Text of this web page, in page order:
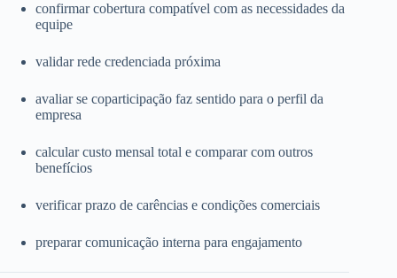
confirmar cobertura compatível com as necessidades da
equipe
validar rede credenciada próxima
avaliar se coparticipação faz sentido para o perfil da
empresa
calcular custo mensal total e comparar com outros
benefícios
verificar prazo de carências e condições comerciais
preparar comunicação interna para engajamento